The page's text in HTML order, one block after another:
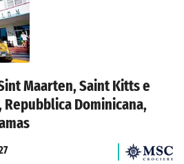
Maarten, Saint Kitts e
Dominicana,